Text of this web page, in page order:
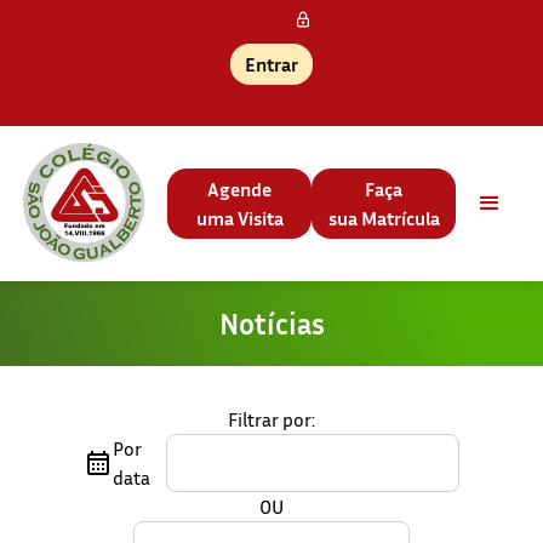
Entrar
Agende
uma Visita
Faça
sua Matrícula
Notícias
Filtrar por:
Por
data
OU